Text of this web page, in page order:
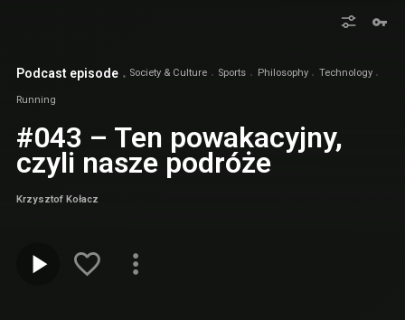
Podcast episode Society & Culture Sports Philosophy Technology
Running
#043 – Ten powakacyjny,
czyli nasze podróże
Krzysztof Kołacz